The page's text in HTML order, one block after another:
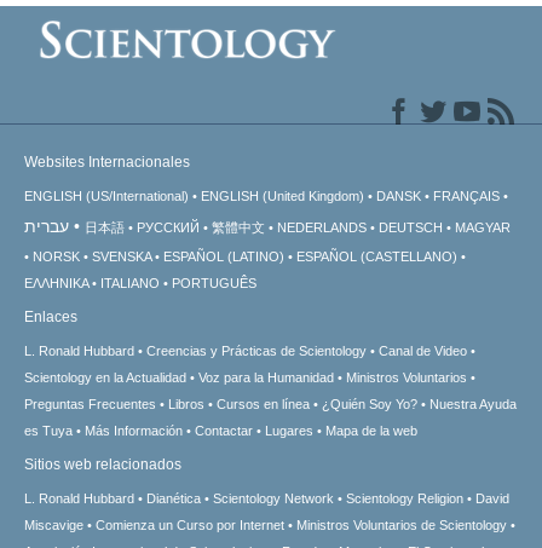
Websites Internacionales
ENGLISH (US/International) ENGLISH (United Kingdom) DANSK FRANÇAIS
עברית 日本語 РУССКИЙ 繁體中文 NEDERLANDS DEUTSCH
MAGYAR
NORSK
SVENSKA ESPAÑOL (LATINO)
ESPAÑOL (CASTELLANO)
ΕΛΛΗΝΙΚA
ITALIANO PORTUGUÊS
Enlaces
L. Ronald Hubbard Creencias y Prácticas de Scientology
Canal de Video
Scientology en la Actualidad
Voz para la Humanidad
Ministros Voluntarios
Preguntas Frecuentes
Libros Cursos en línea ¿Quién Soy Yo?
Nuestra Ayuda
es Tuya
Más Información Contactar Lugares Mapa de la web
Sitios web relacionados
L. Ronald Hubbard Dianética Scientology Network Scientology Religion
David
Miscavige
Comienza un Curso por Internet
Ministros Voluntarios de Scientology